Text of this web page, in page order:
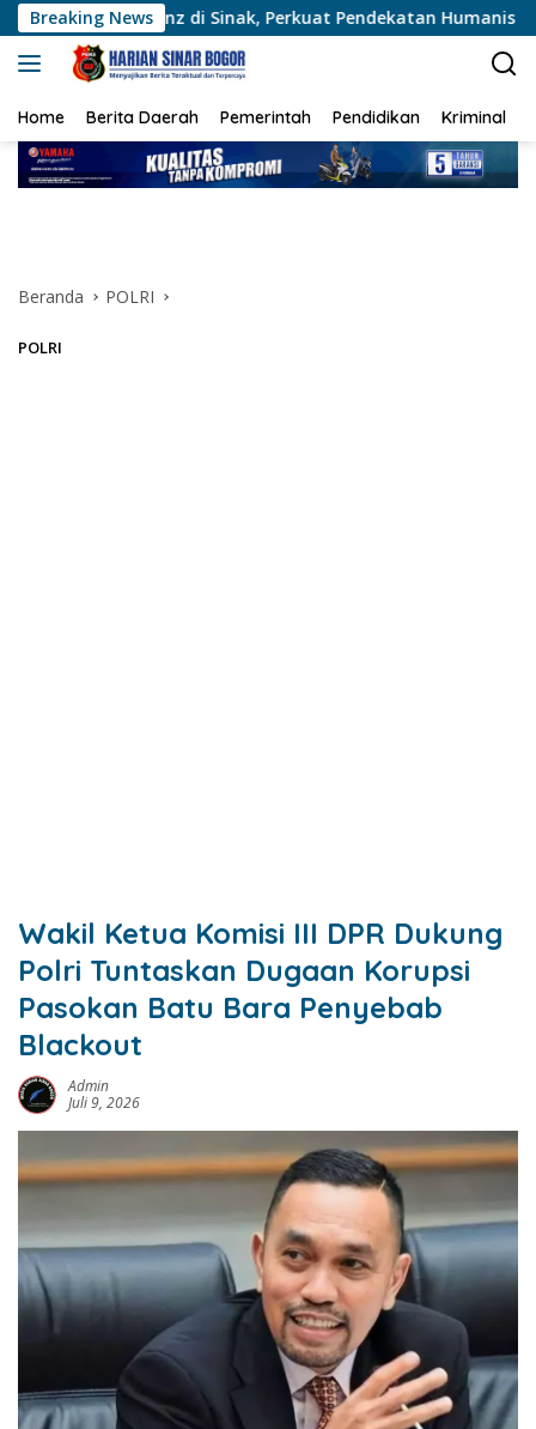
Langsung
ke
konten
Breaking News
Sinak, Perkuat Pendekatan Humanis Bersama Masyarakat
Home Berita Daerah Pemerintah Pendidikan Kriminal
Beranda POLRI
POLRI
Wakil Ketua Komisi III DPR Dukung
Polri Tuntaskan Dugaan Korupsi
Pasokan Batu Bara Penyebab
Blackout
Admin
Juli 9, 2026